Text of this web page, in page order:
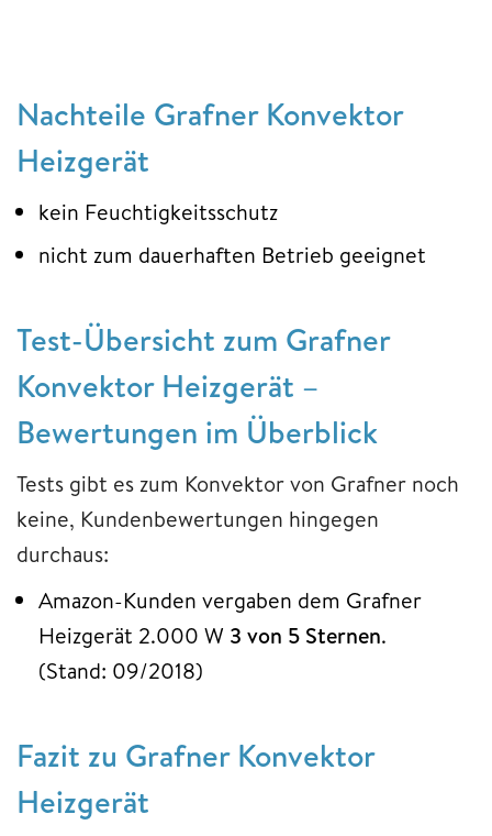
Nachteile Grafner Konvektor
Heizgerät
kein Feuchtigkeitsschutz
nicht zum dauerhaften Betrieb geeignet
Test-Übersicht zum Grafner
Konvektor Heizgerät –
Bewertungen im Überblick
Tests gibt es zum Konvektor von Grafner noch
keine, Kundenbewertungen hingegen
durchaus:
Amazon-Kunden vergaben dem Grafner
Heizgerät 2.000 W 3 von 5 Sternen.
(Stand: 09/2018)
Fazit zu Grafner Konvektor
Heizgerät